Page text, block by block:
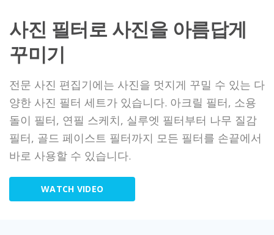
사진 필터로 사진을 아름답게
꾸미기
전문 사진 편집기에는 사진을 멋지게 꾸밀 수 있는 다
양한 사진 필터 세트가 있습니다. 아크릴 필터, 소용
돌이 필터, 연필 스케치, 실루엣 필터부터 나무 질감
필터, 골드 페이스트 필터까지 모든 필터를 손끝에서
바로 사용할 수 있습니다.
WATCH VIDEO